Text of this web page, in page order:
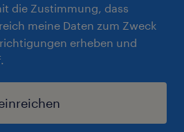
die Zustimmung, dass
meine Daten zum Zweck
erheben und